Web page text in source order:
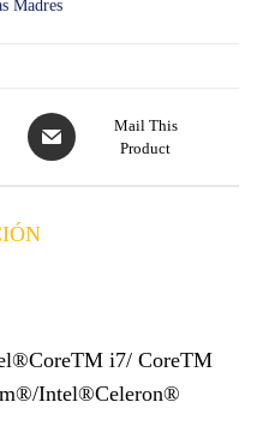
Madres
Mail This
Product
i7/ CoreTM
Intel®Celeron®